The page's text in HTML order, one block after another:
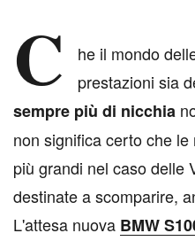
C
he il mondo
prestazioni sia
sempre più di nicchia
non significa certo che
più grandi nel caso delle
destinate a scomparire,
L'attesa nuova BMW